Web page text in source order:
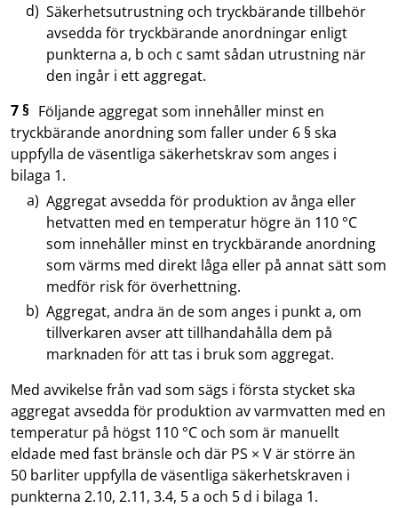
Säkerhetsutrustning och tryckbärande tillbehör
avsedda för tryckbärande anordningar enligt
punkterna a, b och c samt sådan utrustning när
den ingår i ett aggregat.
7 § Följande aggregat som innehåller minst en
tryckbärande anordning som faller under 6 § ska
uppfylla de väsentliga säkerhetskrav som anges i
bilaga 1.
Aggregat avsedda för produktion av ånga eller
hetvatten med en temperatur högre än 110 °C
som innehåller minst en tryckbärande anordning
som värms med direkt låga eller på annat sätt som
medför risk för överhettning.
Aggregat, andra än de som anges i punkt a, om
tillverkaren avser att tillhandahålla dem på
marknaden för att tas i bruk som aggregat.
Med avvikelse från vad som sägs i första stycket ska
aggregat avsedda för produktion av varmvatten med en
temperatur på högst 110 °C och som är manuellt
eldade med fast bränsle och där PS × V är större än
50 barliter uppfylla de väsentliga säkerhetskraven i
punkterna 2.10, 2.11, 3.4, 5 a och 5 d i bilaga 1.